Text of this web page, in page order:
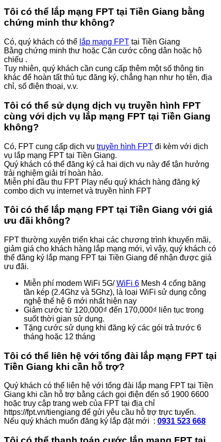
Tôi có thể lắp mạng FPT tại Tiền Giang bằng
chứng minh thư không?
Có, quý khách có thể lắp mạng FPT tại Tiền Giang
Bằng chứng minh thư hoặc Căn cước công dân hoặc hộ
chiếu .
Tuy nhiên, quý khách cần cung cấp thêm một số thông tin
khác để hoàn tất thủ tục đăng ký, chẳng hạn như họ tên, địa
chỉ, số điện thoại, v.v.
Tôi có thể sử dụng dịch vụ truyền hình FPT
cùng với dịch vụ lắp mạng FPT tại Tiền Giang
không?
Có, FPT cung cấp dịch vụ truyền hình FPT đi kèm với dịch
vụ lắp mạng FPT tại Tiền Giang.
Quý khách có thể đăng ký cả hai dịch vụ này để tận hưởng
trải nghiệm giải trí hoàn hảo.
Miễn phí đầu thu FPT Play nếu quý khách hàng đăng ký
combo dịch vụ internet và truyền hình FPT
Tôi có thể lắp mạng FPT tại Tiền Giang với giá
ưu đãi không?
FPT thường xuyên triển khai các chương trình khuyến mãi,
giảm giá cho khách hàng lắp mạng mới, vì vậy, quý khách có
thể đăng ký lắp mạng FPT tại Tiền Giang để nhận được giá
ưu đãi.
Miễn phí modem WiFi 5G/WiFi 6 Mesh 4 cổng băng
tần kép (2.4Ghz và 5Ghz), là loại WiFi sử dụng công
nghệ thế hệ 6 mới nhất hiện nay
Giảm cước từ 120,000₫ đến 170,000₫ liên tục trong
suốt thời gian sử dụng.
Tặng cước sử dụng khi đăng ký các gói trả trước 6
tháng hoặc 12 tháng
Tôi có thể liên hệ với tổng đài lắp mạng FPT tại
Tiền Giang khi cần hỗ trợ?
Quý khách có thể liên hệ với tổng đài lắp mạng FPT tại Tiền
Giang khi cần hỗ trợ bằng cách gọi điện đến số 1900 6600
hoặc truy cập trang web của FPT tại địa chỉ
https://fpt.vn/tiengiang để gửi yêu cầu hỗ trợ trực tuyến.
Nếu quý khách muốn đăng ký lắp đặt mới : 0931 523 668